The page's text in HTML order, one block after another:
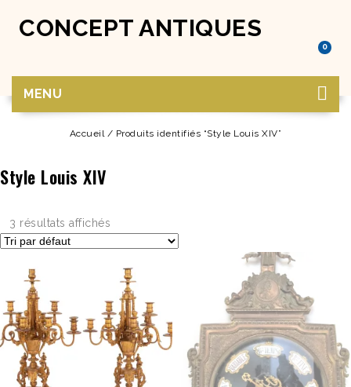
CONCEPT ANTIQUES
0
MENU
Accueil/ Produits identifiés “Style Louis XIV”
Style Louis XIV
3 résultats affichés